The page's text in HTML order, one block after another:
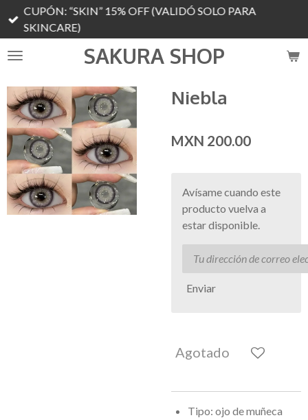
principal
SAKURA SHOP
CUPÓN: “SKIN” 15% OFF (VALIDÓ SOLO PARA
SKINCARE)
Niebla
MXN 200.00
Avísame cuando este
producto vuelva a
estar disponible.
Enviar
Agotado
Tipo: ojo de muñeca